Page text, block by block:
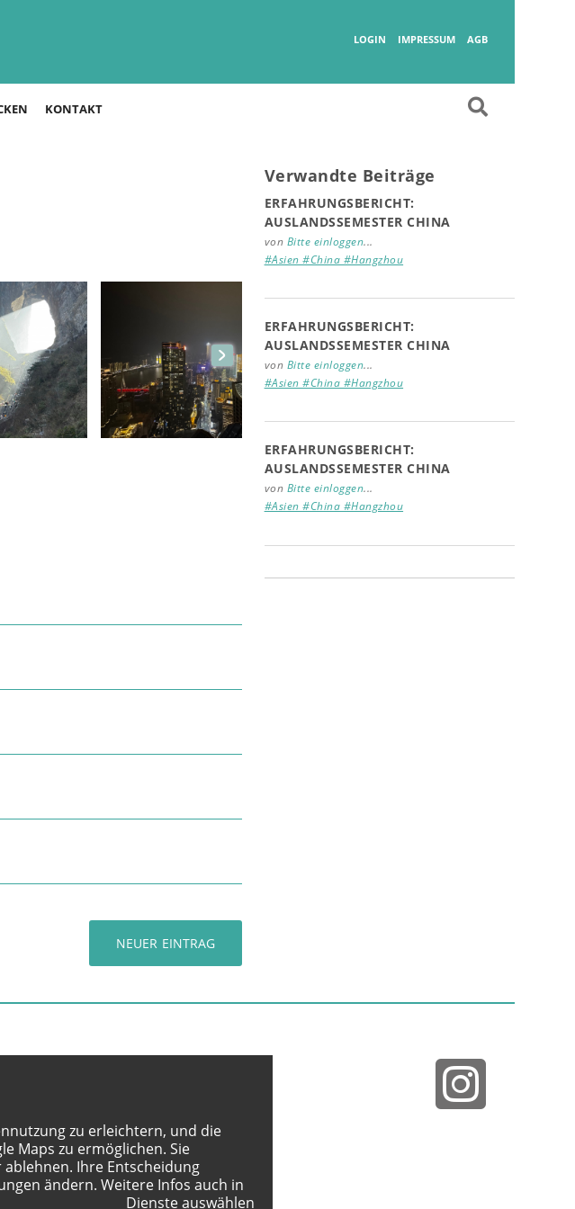
LOGIN IMPRESSUM AGB
KONTAKT
NEUER EINTRAG
Verwandte Beiträge
ERFAHRUNGSBERICHT:
AUSLANDSSEMESTER CHINA
von Bitte einloggen...
#Asien #China #Hangzhou
ERFAHRUNGSBERICHT:
AUSLANDSSEMESTER CHINA
von Bitte einloggen...
#Asien #China #Hangzhou
ERFAHRUNGSBERICHT:
AUSLANDSSEMESTER CHINA
von Bitte einloggen...
#Asien #China #Hangzhou
zu erleichtern, und die
Maps zu ermöglichen. Sie
ablehnen. Ihre Entscheidung
ändern. Weitere Infos auch in
Dienste auswählen